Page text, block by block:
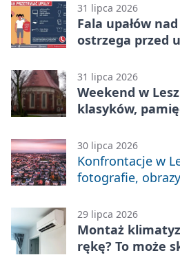
31 lipca 2026
Fala upałów
ostrzega przed
31 lipca 2026
Weekend w
klasyków,
30 lipca 2026
Konfrontacje w
fotografie,
29 lipca 2026
Montaż
rękę? To może